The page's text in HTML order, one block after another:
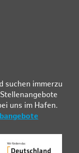
su­chen im­mer­zu
uns im Ha­fen.